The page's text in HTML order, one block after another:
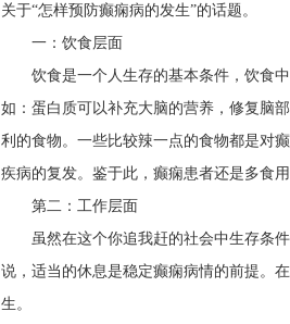
关于“怎样预防癫痫病的发生”的话题。
一：饮食层面
饮食是一个人生存的基本条件，饮食
如：蛋白质可以补充大脑的营养，修复脑
利的食物。一些比较辣一点的食物都是对
疾病的复发。鉴于此，癫痫患者还是多食
第二：工作层面
虽然在这个你追我赶的社会中生存条
说，适当的休息是稳定癫痫病情的前提。
生。